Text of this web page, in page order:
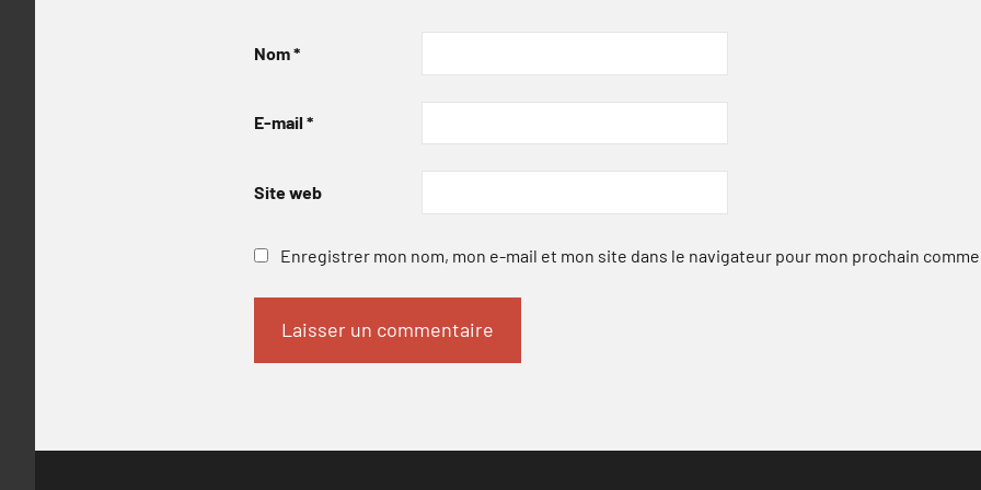
Nom*
E-mail *
Site web
Enregistrer mon nom, mon e-mail et mon site dans le navigateur pour mon prochain